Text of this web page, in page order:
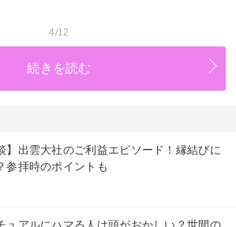
4/12
続きを読む
】出雲大社のご利益エピソード！縁結びに
参拝時のポイントも